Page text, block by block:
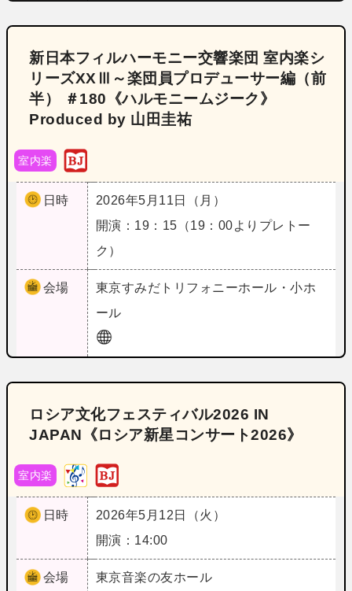
新日本フィルハーモニー交響楽団 室内楽シ
リーズXXⅢ～楽団員プロデューサー編（前
半） ＃180《ハルモニームジーク》
Produced by 山田圭祐
室内楽
日時
2026年5月11日（月）
開演：19：15（19：00よりプレトー
ク）
会場 東京すみだトリフォニーホール・小ホ
ール
ロシア文化フェスティバル2026 IN
JAPAN《ロシア新星コンサート2026》
室内楽
日時
2026年5月12日（火）
開演：14:00
会場 東京音楽の友ホール